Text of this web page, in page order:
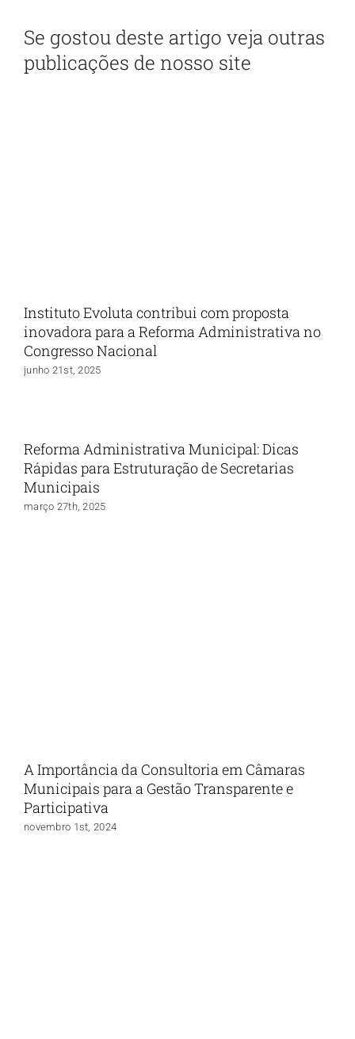
Se gostou deste artigo veja outras
publicações de nosso site
Instituto Evoluta contribui com proposta
inovadora para a Reforma Administrativa no
Congresso Nacional
junho 21st, 2025
Reforma Administrativa Municipal: Dicas
Rápidas para Estruturação de Secretarias
Municipais
março 27th, 2025
A Importância da Consultoria em Câmaras
Municipais para a Gestão Transparente e
Participativa
novembro 1st, 2024